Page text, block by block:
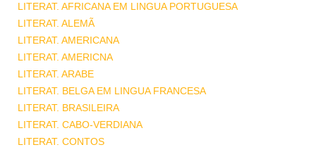
LITERAT. AFRICANA EM LINGUA PORTUGUESA
LITERAT. ALEMÃ
LITERAT. AMERICANA
LITERAT. AMERICNA
LITERAT. ARABE
LITERAT. BELGA EM LINGUA FRANCESA
LITERAT. BRASILEIRA
LITERAT. CABO-VERDIANA
LITERAT. CONTOS